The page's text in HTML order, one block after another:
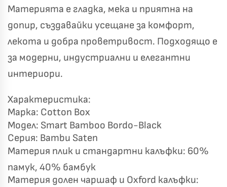
Материята е гладка, мека и приятна на
допир, създавайки усещане за комфорт,
лекота и добра проветривост. Подходящо е
за модерни, индустриални и елегантни
интериори.
Характеристика:
Марка: Cotton Box
Модел: Smart Bamboo Bordo-Black
Серия: Bambu Saten
Материя плик и стандартни калъфки: 60%
памук, 40% бамбук
Материя долен чаршаф и Oxford калъфки:
🎁 Късметът избра Вас!
✦
✦
Хавлиени кърпи – Комплект 2 части – 100% памук
19,00 €